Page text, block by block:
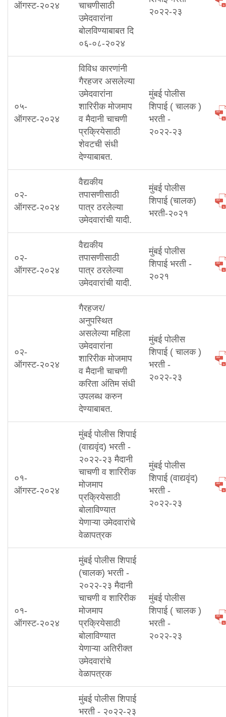
ऑगस्ट-२०२४
चाचणीसाठी
उमेदवारांना
बोलविण्याबाबत दि
०६-०८-२०२४
२०२२-२३
०५-
ऑगस्ट-२०२४
विविध कारणांनी
गैरहजर असलेल्या
उमेदवारांना
शारिरीक मोजमाप
व मैदानी चाचणी
प्रक्रियेसाठी
शेवटची संधी
देण्याबाबत.
मुंबई पोलीस
शिपाई ( चालक )
भरती -
२०२२-२३
०२-
ऑगस्ट-२०२४
वैद्यकीय
तपासणीसाठी
पात्र ठरलेल्या
उमेदवारांची यादी.
मुंबई पोलीस
शिपाई (चालक)
भरती-२०२१
०२-
ऑगस्ट-२०२४
वैद्यकीय
तपासणीसाठी
पात्र ठरलेल्या
उमेदवारांची यादी.
मुंबई पोलीस
शिपाई भरती -
२०२१
०२-
ऑगस्ट-२०२४
गैरहजर/
अनुपस्थित
असलेल्या महिला
उमेदवारांना
शारिरीक मोजमाप
व मैदानी चाचणी
करिता अंतिम संधी
उपलब्ध करुन
देण्याबाबत.
मुंबई पोलीस
शिपाई ( चालक )
भरती -
२०२२-२३
०१-
ऑगस्ट-२०२४
मुंबई पोलीस शिपाई
(वाद्यवृंद) भरती -
२०२२-२३ मैदानी
चाचणी व शारिरीक
मोजमाप
प्रक्रियेसाठी
बोलाविण्यात
येणाऱ्या उमेदवारांचे
वेळापत्रक
मुंबई पोलीस
शिपाई (वाद्यवृंद)
भरती -
२०२२-२३
०१-
ऑगस्ट-२०२४
मुंबई पोलीस शिपाई
(चालक) भरती -
२०२२-२३ मैदानी
चाचणी व शारिरीक
मोजमाप
प्रक्रियेसाठी
बोलाविण्यात
येणाऱ्या अतिरीक्त
उमेदवारांचे
वेळापत्रक
मुंबई पोलीस
शिपाई ( चालक )
भरती -
२०२२-२३
मुंबई पोलीस शिपाई
भरती - २०२२-२३